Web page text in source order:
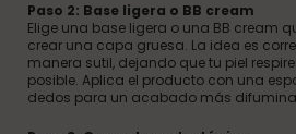
Paso 2: Base ligera o BB cream
Elige una base ligera o una BB cream
crear una capa gruesa. La idea es
manera sutil, dejando que tu piel
posible. Aplica el producto con una
dedos para un acabado más